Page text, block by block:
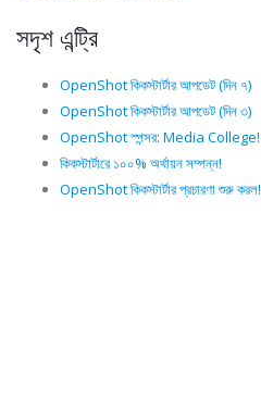
সদৃশ এন্ট্রি
OpenShot কিকস্টার্টার আপডেট (দিন ৭)
OpenShot কিকস্টার্টার আপডেট (দিন ৩)
OpenShot স্পন্সর: Media College!
কিকস্টার্টারে ১০০% অর্থায়ন সম্পন্ন!
OpenShot কিকস্টার্টার প্রচারণা শুরু করল!